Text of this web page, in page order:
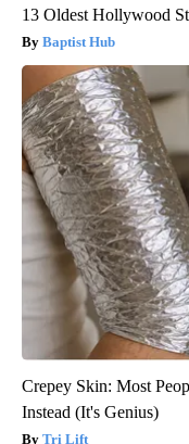
13 Oldest Hollywood
Baptist Hub
Crepey Skin: Most
Instead (It's Genius)
Tri Lift